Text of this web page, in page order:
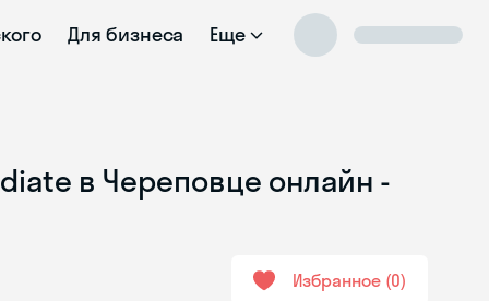
Для бизнеса Еще
в Череповце онлайн -
Избранное 0